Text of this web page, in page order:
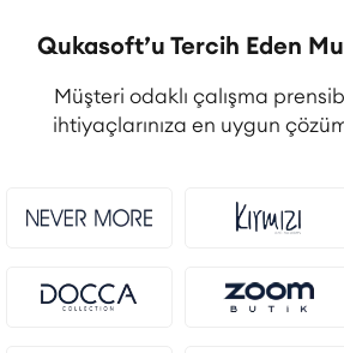
Qukasoft’u Tercih Eden
Müşteri odaklı çalışma
ihtiyaçlarınıza en uygun